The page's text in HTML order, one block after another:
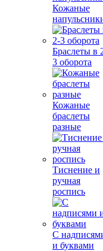
Кожаные
Браслеты в
3 оборота
Кожаные
браслеты
разные
Тиснение и
ручная
роспись
С
и буквами